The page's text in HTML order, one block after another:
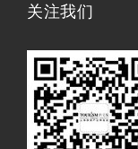
关注我们